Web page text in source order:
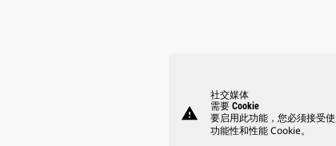
warning
社交媒体
需要 Cookie
要启用此功能，您必须接受
功能性和性能 Cookie。